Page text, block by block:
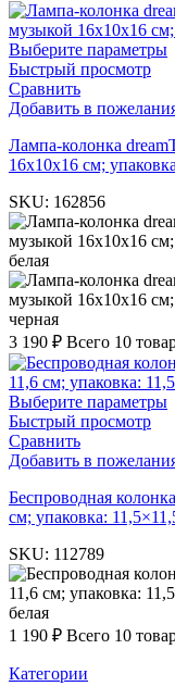
Выберите параметры
Быстрый просмотр
Сравнить
Добавить в
Лампа-колонка
16x10x16 см;
SKU: 162856
белая
черная
3 190 ₽ Всего 10
Выберите параметры
Быстрый просмотр
Сравнить
Добавить в
Беспроводная
см; упаковка:
SKU: 112789
белая
1 190 ₽ Всего 10
Категории